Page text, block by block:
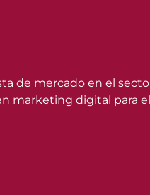
de mercado en el
marketing digital para